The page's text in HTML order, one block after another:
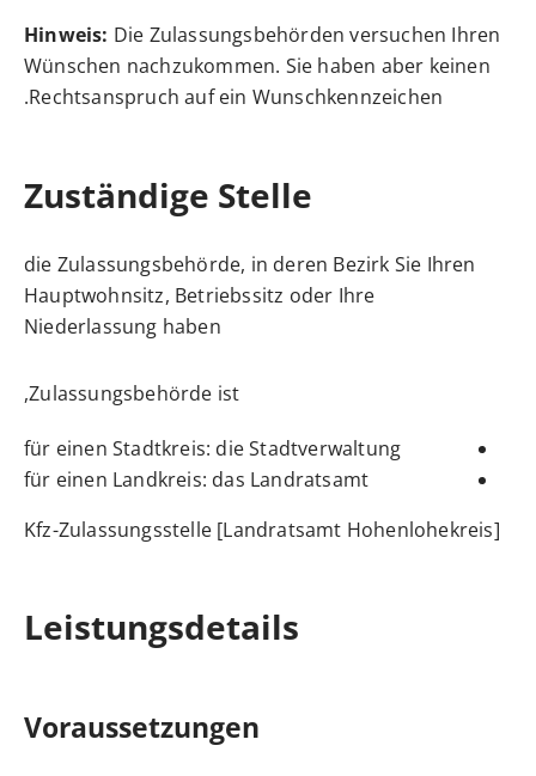
Hinweis: Die Zulassungsbehörden versuchen Ihren
Wünschen nachzukommen. Sie haben aber keinen
Rechtsanspruch auf ein Wunschkennzeichen.
Zuständige Stelle
die Zulassungsbehörde, in deren Bezirk Sie Ihren
Hauptwohnsitz, Betriebssitz oder Ihre
Niederlassung haben
Zulassungsbehörde ist,
für einen Stadtkreis: die Stadtverwaltung
für einen Landkreis: das Landratsamt
Kfz-Zulassungsstelle [Landratsamt Hohenlohekreis]
Leistungsdetails
Voraussetzungen